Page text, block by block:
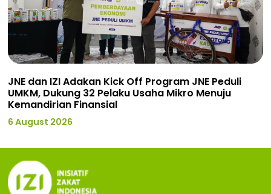
JNE dan IZI Adakan Kick Off Program JNE Peduli
UMKM, Dukung 32 Pelaku Usaha Mikro Menuju
Kemandirian Finansial
6 August 2026